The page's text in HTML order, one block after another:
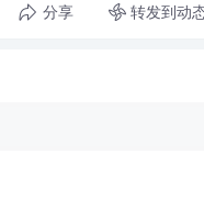
分享 转发到动